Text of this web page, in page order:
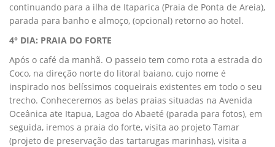
continuando para a ilha de Itaparica (Praia de Ponta de Areia),
parada para banho e almoço, (opcional) retorno ao hotel.
4° DIA: PRAIA DO FORTE
Após o café da manhã. O passeio tem como rota a estrada do
Coco, na direção norte do litoral baiano, cujo nome é
inspirado nos belíssimos coqueirais existentes em todo o seu
trecho. Conheceremos as belas praias situadas na Avenida
Oceânica ate Itapua, Lagoa do Abaeté (parada para fotos), em
seguida, iremos a praia do forte, visita ao projeto Tamar
(projeto de preservação das tartarugas marinhas), visita a